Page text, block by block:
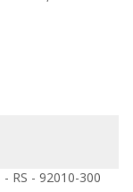
RS - 92010-300